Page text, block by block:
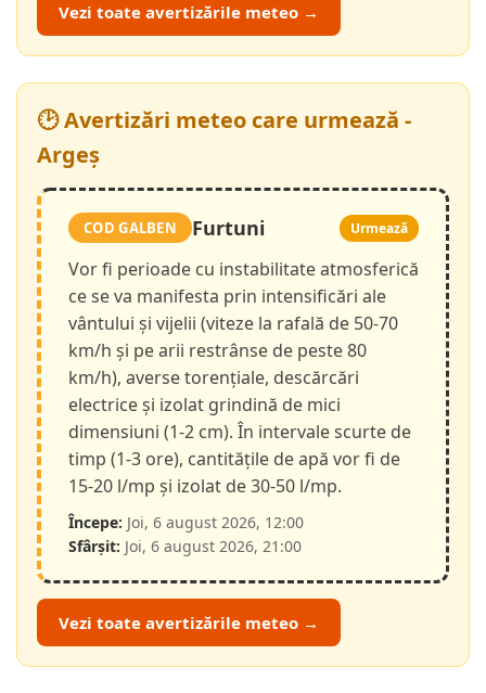
Vezi toate avertizările meteo →
🕑 Avertizări meteo care urmează -
Argeș
COD GALBEN Furtuni Urmează
Vor fi perioade cu instabilitate atmosferică
ce se va manifesta prin intensificări ale
vântului și vijelii (viteze la rafală de 50-70
km/h și pe arii restrânse de peste 80
km/h), averse torențiale, descărcări
electrice și izolat grindină de mici
dimensiuni (1-2 cm). În intervale scurte de
timp (1-3 ore), cantitățile de apă vor fi de
15-20 l/mp și izolat de 30-50 l/mp.
Începe: Joi, 6 august 2026, 12:00
Sfârșit: Joi, 6 august 2026, 21:00
Vezi toate avertizările meteo →